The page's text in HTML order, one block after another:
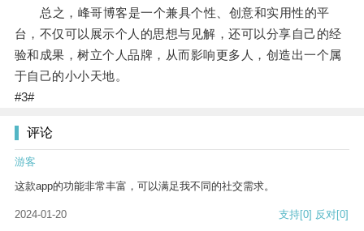
总之，峰哥博客是一个兼具个性、创意和实用性的平
台，不仅可以展示个人的思想与见解，还可以分享自己的经
验和成果，树立个人品牌，从而影响更多人，创造出一个属
于自己的小小天地。
#3#
评论
游客
这款app的功能非常丰富，可以满足我不同的社交需求。
2024-01-20 支持[0] 反对[0]